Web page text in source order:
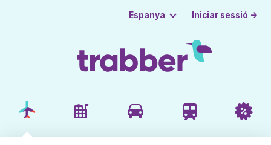
Espanya Iniciar sessió →